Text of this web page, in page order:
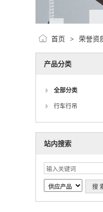
首页 > 荣誉资
产品分类
全部分类
行车行吊
站内搜索